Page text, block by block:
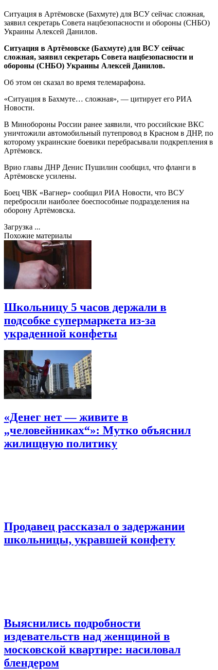
Ситуация в Артёмовске (Бахмуте) для ВСУ сейчас сложная,
заявил секретарь Совета нацбезопасности и обороны (СНБО)
Украины Алексей Данилов.
Ситуация в Артёмовске (Бахмуте) для ВСУ сейчас
сложная, заявил секретарь Совета нацбезопасности и
обороны (СНБО) Украины Алексей Данилов.
Об этом он сказал во время телемарафона.
«Ситуация в Бахмуте… сложная», — цитирует его РИА
Новости.
В Минобороны России ранее заявили, что российские ВКС
уничтожили автомобильный путепровод в Красном в ДНР, по
которому украинские боевики перебрасывали подкрепления в
Артёмовск.
Врио главы ДНР Денис Пушилин сообщил, что фланги в
Артёмовске усилены.
Боец ЧВК «Вагнер» сообщил РИА Новости, что ВСУ
перебросили наиболее боеспособные подразделения на
оборону Артёмовска.
Загрузка ...
Похожие материалы
Школьницу 5 часов держали в
подсобке супермаркета из-за
украденной конфеты
«Денег нет — живите в
„человейниках“»: Мутко объяснил
жилищную политику
Продавец рассказал о задержании
школьницы, укравшей конфету
Выяснились подробности
издевательств над женщиной в
московской квартире: насиловал
блендером